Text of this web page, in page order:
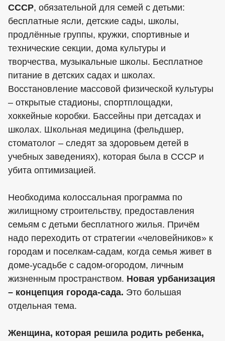
СССР, обязательной для семей с детьми:
бесплатные ясли, детские сады, школы,
продлённые группы, кружки, спортивные и
технические секции, дома культуры и
творчества, музыкальные школы. Бесплатное
питание в детских садах и школах.
Восстановление массовой физической культуры
– открытые стадионы, спортплощадки,
хоккейные коробки. Бассейны при детсадах и
школах. Школьная медицина (фельдшер,
стоматолог – следят за здоровьем детей в
учебных заведениях), которая была в СССР и
убита оптимизацией.
Необходима колоссальная программа по
жилищному строительству, предоставления
семьям с детьми бесплатного жилья. Причём
надо переходить от стратегии «человейников» к
городам и поселкам-садам, когда семья живет в
доме-усадьбе с садом-огородом, личным
жизненным пространством. Новая урбанизация
– концепция города-сада. Это большая
отдельная тема.
Женщина, которая решила родить ребенка,